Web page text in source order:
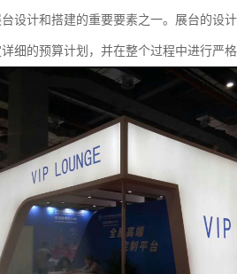
设计和搭建的重要要素之一。展台的设
细的预算计划，并在整个过程中进行严格